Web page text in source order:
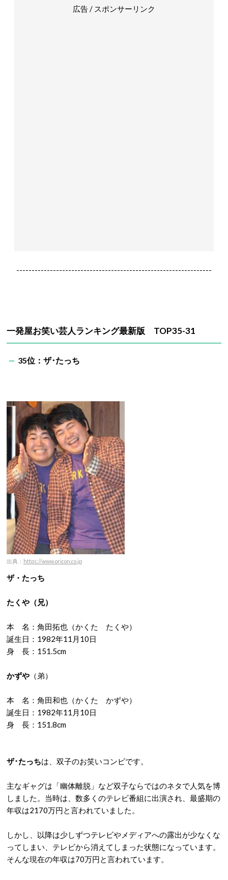
広告 / スポンサーリンク
----------------------------------------------------------------
一発屋お笑い芸人ランキング最新版 TOP35-31
35位：ザ･たっち
出典： https://www.oricon.co.jp
ザ・たっち
たくや （兄）
本 名：角田拓也（かくた たくや）
誕生日：1982年11月10日
身 長：151.5cm
かずや （弟）
本 名：角田和也（かくた かずや）
誕生日：1982年11月10日
身 長：151.8cm
ザ･たっちは、双子のお笑いコンビです。
主なギャグは「幽体離脱」など双子ならではのネタで人気を博
しました。当時は、数多くのテレビ番組に出演され、最盛期の
年収は2170万円と言われていました。
しかし、以降は少しずつテレビやメディアへの露出が少なくな
ってしまい、テレビから消えてしまった状態になっています。
そんな現在の年収は70万円と言われています。